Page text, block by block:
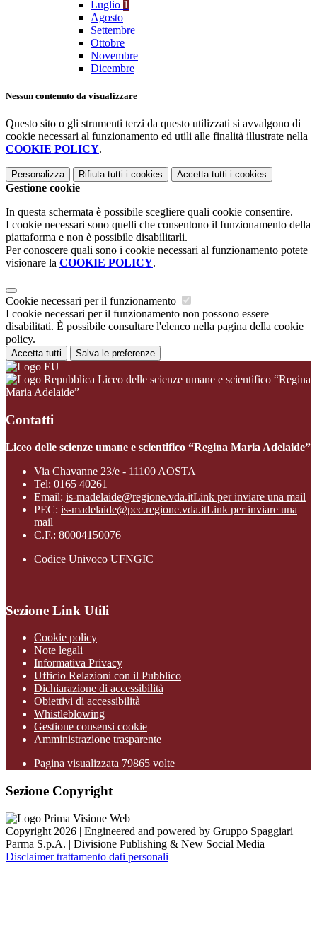
Luglio 1
Agosto
Settembre
Ottobre
Novembre
Dicembre
Nessun contenuto da visualizzare
Questo sito o gli strumenti terzi da questo utilizzati si avvalgono di
cookie necessari al funzionamento ed utili alle finalità illustrate nella
COOKIE POLICY.
Personalizza Rifiuta tutti i cookies Accetta tutti i cookies
Gestione cookie
In questa schermata è possibile scegliere quali cookie consentire.
I cookie necessari sono quelli che consentono il funzionamento della
piattaforma e non è possibile disabilitarli.
Per conoscere quali sono i cookie necessari al funzionamento potete
visionare la COOKIE POLICY.
Cookie necessari per il funzionamento
I cookie necessari per il funzionamento non possono essere
disabilitati. È possibile consultare l'elenco nella pagina della cookie
policy.
Accetta tutti Salva le preferenze
Liceo delle scienze umane e scientifico “Regina
Maria Adelaide”
Contatti
Liceo delle scienze umane e scientifico “Regina Maria Adelaide”
Via Chavanne 23/e - 11100 AOSTA
Tel: 0165 40261
Email: is-madelaide@regione.vda.itLink per inviare una mail
PEC: is-madelaide@pec.regione.vda.itLink per inviare una
mail
C.F.: 80004150076
Codice Univoco UFNGIC
Sezione Link Utili
Cookie policy
Note legali
Informativa Privacy
Ufficio Relazioni con il Pubblico
Dichiarazione di accessibilità
Obiettivi di accessibilità
Whistleblowing
Gestione consensi cookie
Amministrazione trasparente
Pagina visualizzata 79865 volte
Sezione Copyright
Copyright 2026 | Engineered and powered by Gruppo Spaggiari
Parma S.p.A. | Divisione Publishing & New Social Media
Disclaimer trattamento dati personali